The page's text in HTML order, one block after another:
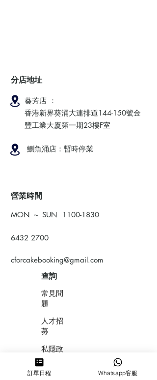
分店地址
葵芳店 ：
香港新界葵涌大連排道144-150號金
豐工業大廈第一期23樓F室
鰂魚涌店：暫時停業
​營業時間
MON ～ SUN 1100-1830
6432 2700
cforcakebooking@gmail.com
查詢
常見問
題
人才招
募
私隱政
策
​積分計
訂單日程 Whatsapp客服